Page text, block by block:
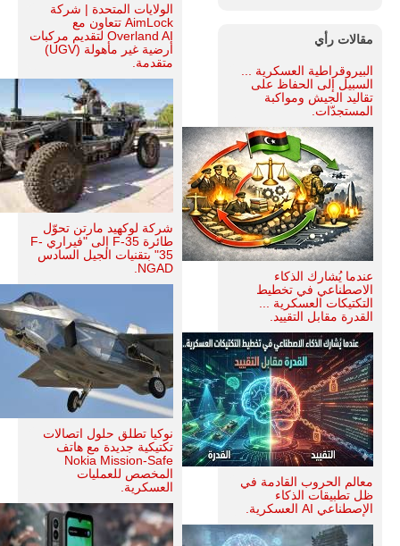
مقالات رأي
البيروقراطية العسكرية ...
السبيل إلى الحفاظ على
تقاليد الجيش ومواكبة
المستجدّات.
عندما يُشارك الذكاء
الاصطناعي في تخطيط
التكتيكات العسكرية ...
القدرة مقابل التقييد.
معالم الحروب القادمة في
ظل تطبيقات الذكاء
الإصطناعي AI العسكرية.
الولايات المتحدة | شركة
AimLock تتعاون مع
Overland AI لتقديم مركبات
أرضية غير مأهولة (UGV)
متقدمة.
شركة لوكهيد مارتن تحوّل
طائرة F-35 إلى "فيراري F-
35" بتقنيات الجيل السادس
NGAD.
نوكيا تطلق حلول اتصالات
تكتيكية جديدة مع هاتف
Nokia Mission-Safe
المخصص للعمليات
العسكرية.